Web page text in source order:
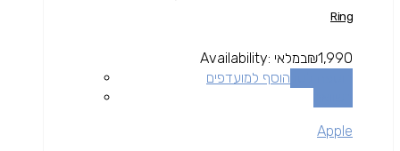
Ring
₪1,990
Availability: במלאי
הוסף למועדפים
Apple